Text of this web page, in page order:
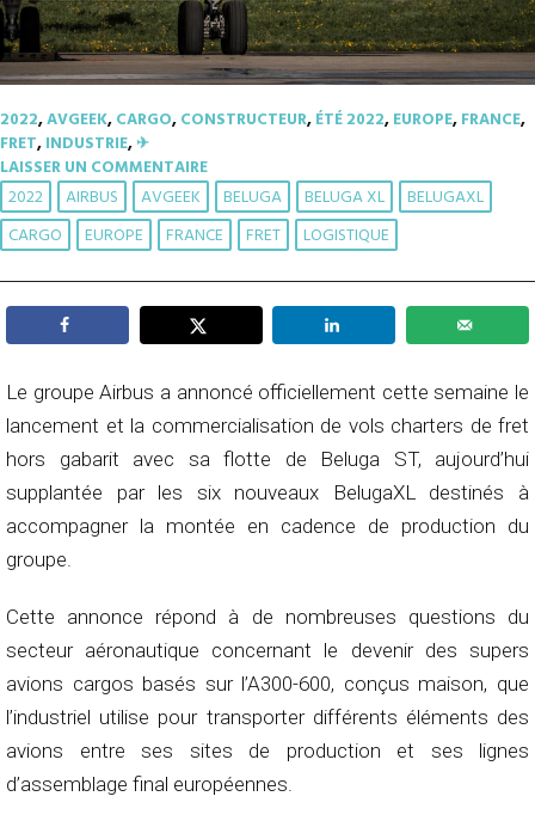
2022,AVGEEK,CARGO,CONSTRUCTEUR,ÉTÉ 2022,EUROPE,FRANCE,
FRET,INDUSTRIE,✈︎
LAISSER UN COMMENTAIRE
2022 AIRBUS AVGEEK BELUGA BELUGA XL
BELUGAXL
CARGO
EUROPE FRANCE FRET LOGISTIQUE
Le groupe Airbus a annoncé officiellement cette semaine le
lancement et la commercialisation de vols charters de fret
hors gabarit avec sa flotte de Beluga ST, aujourd’hui
supplantée par les six nouveaux BelugaXL destinés à
accompagner la montée en cadence de production du
groupe.
Cette annonce répond à de nombreuses questions du
secteur aéronautique concernant le devenir des supers
avions cargos basés sur l’A300-600, conçus maison, que
l’industriel utilise pour transporter différents éléments des
avions entre ses sites de production et ses lignes
d’assemblage final européennes.